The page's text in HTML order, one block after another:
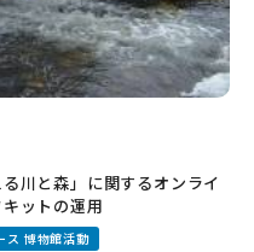
川と森」に関するオンライ
ットの運用
ス 博物館活動